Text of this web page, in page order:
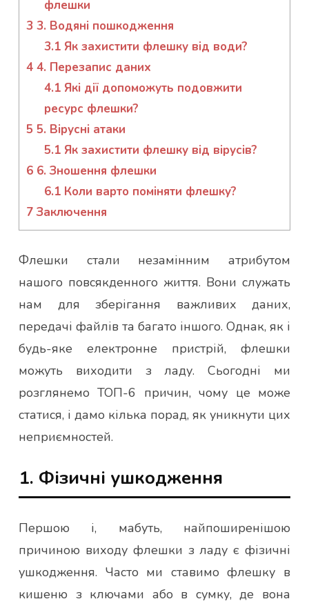
флешки
3 3. Водяні пошкодження
3.1Як захистити флешку від води?
4 4. Перезапис даних
4.1Які дії допоможуть подовжити
ресурс флешки?
5 5. Вірусні атаки
5.1Як захистити флешку від вірусів?
6 6. Зношення флешки
6.1Коли варто поміняти флешку?
7Заключення
Флешки стали незамінним атрибутом
нашого повсякденного життя. Вони служать
нам для зберігання важливих даних,
передачі файлів та багато іншого. Однак, як і
будь-яке електронне пристрій, флешки
можуть виходити з ладу. Сьогодні ми
розглянемо ТОП-6 причин, чому це може
статися, і дамо кілька порад, як уникнути цих
неприємностей.
1. Фізичні ушкодження
Першою і, мабуть, найпоширенішою
причиною виходу флешки з ладу є фізичні
ушкодження. Часто ми ставимо флешку в
кишеню з ключами або в сумку, де вона